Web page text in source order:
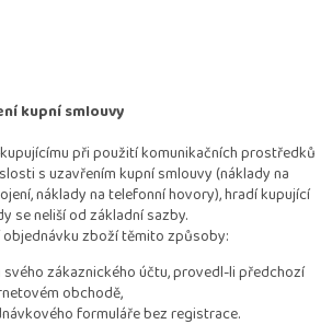
kupní smlouvy
při použití komunikačních prostředků
s uzavřením kupní smlouvy (náklady na
náklady na telefonní hovory), hradí kupující
se neliší od základní sazby.
zboží těmito způsoby:
zákaznického účtu, provedl-li předchozí
obchodě,
formuláře bez registrace.